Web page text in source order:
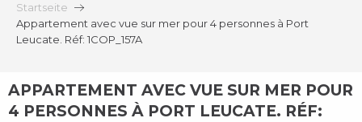
Startseite
Appartement avec vue sur mer pour 4 personnes à Port
Leucate. Réf: 1COP_157A
APPARTEMENT AVEC VUE SUR MER POUR
4 PERSONNES À PORT LEUCATE. RÉF: